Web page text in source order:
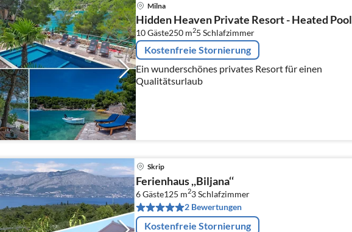
Milna
Hidden Heaven Private Resort - Heated Pool
10 Gäste250 m25 Schlafzimmer
Kostenfreie Stornierung
Ein wunderschönes privates Resort für einen
Qualitätsurlaub
Skrip
Ferienhaus ,,Biljana‘‘
6 Gäste125 m23Schlafzimmer
2 Bewertungen
Kostenfreie Stornierung